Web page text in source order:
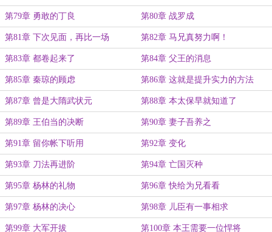
第79章 勇敢的丁良 第80章 战罗成
第81章 下次见面，再比一场 第82章 马兄真努力啊！
第83章 都卷起来了 第84章 父王的消息
第85章 秦琼的顾虑 第86章 这就是提升实力的方法
第87章 曾是大隋武状元 第88章 本太保早就知道了
第89章 王伯当的决断 第90章 妻子吾养之
第91章 留你帐下听用 第92章 变化
第93章 刀法再进阶 第94章 亡国灭种
第95章 杨林的礼物 第96章 快给为兄看看
第97章 杨林的决心 第98章 儿臣有一事相求
第99章 大军开拔 第100章 本王需要一位悍将